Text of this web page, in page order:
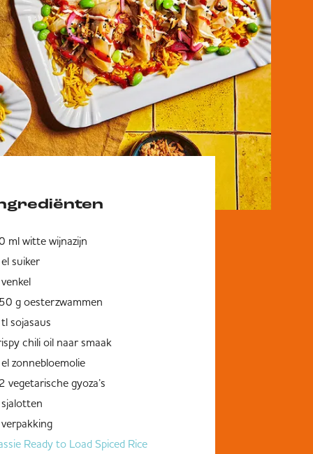
ml witte wijnazijn
suiker
g oesterzwammen
sojasaus
chili oil naar smaak
zonnebloemolie
vegetarische gyoza’s
Ready to Load Spiced Rice